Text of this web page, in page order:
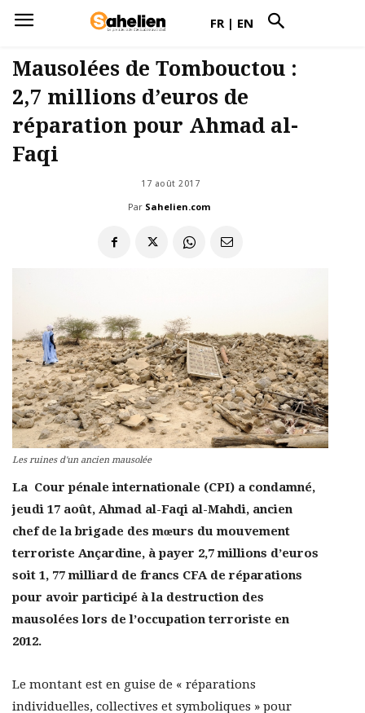
FR | EN
Mausolées de Tombouctou :
2,7 millions d’euros de
réparation pour Ahmad al-
Faqi
17 août 2017
Par Sahelien.com
Les ruines d'un ancien mausolée
La Cour pénale internationale (CPI) a condamné,
jeudi 17 août, Ahmad al-Faqi al-Mahdi, ancien
chef de la brigade des mœurs du mouvement
terroriste Ançardine, à payer 2,7 millions d’euros
soit 1, 77 milliard de francs CFA de réparations
pour avoir participé à la destruction des
mausolées lors de l’occupation terroriste en
2012.
Le montant est en guise de « réparations
individuelles, collectives et symboliques » pour